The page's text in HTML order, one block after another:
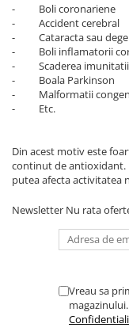
- Boli coronariene
- Accident cerebral
- Cataracta sau
- Boli inflamatorii
- Scaderea imunitatii
- Boala Parkinson
- Malformatii
- Etc.
Din acest motiv este
continut de antioxidant.
putea afecta activitatea
Newsletter Nu rata
Vreau sa